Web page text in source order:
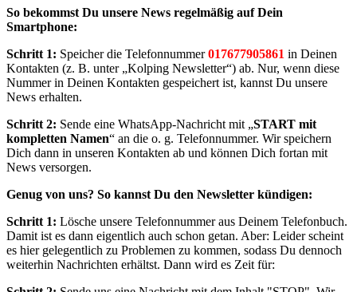
So bekommst Du unsere News regelmäßig auf Dein
Smartphone:
Schritt 1: Speicher die Telefonnummer017677905861 in Deinen
Kontakten (z. B. unter „Kolping Newsletter“) ab. Nur, wenn diese
Nummer in Deinen Kontakten gespeichert ist, kannst Du unsere
News erhalten.
Schritt 2: Sende eine WhatsApp-Nachricht mit „START mit
kompletten Namen“ an die o. g. Telefonnummer. Wir speichern
Dich dann in unseren Kontakten ab und können Dich fortan mit
News versorgen.
Genug von uns? So kannst Du den Newsletter kündigen:
Schritt 1: Lösche unsere Telefonnummer aus Deinem Telefonbuch.
Damit ist es dann eigentlich auch schon getan. Aber: Leider scheint
es hier gelegentlich zu Problemen zu kommen, sodass Du dennoch
weiterhin Nachrichten erhältst. Dann wird es Zeit für: